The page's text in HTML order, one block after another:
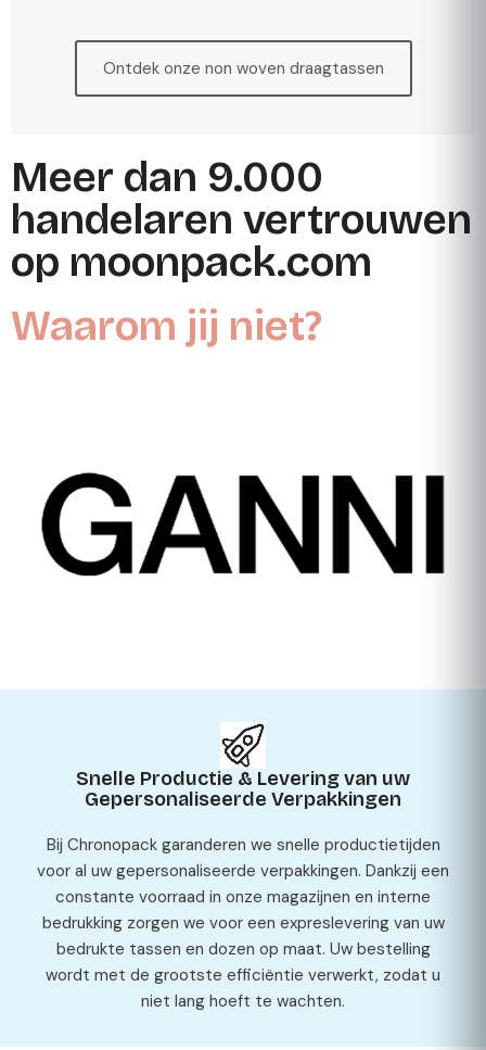
Ontdek onze non woven draagtassen
Meer dan 9.000
handelaren vertrouwen
op moonpack.com
Waarom jij niet?
Snelle Productie & Levering van uw
Gepersonaliseerde Verpakkingen
Bij Chronopack garanderen we snelle productietijden
voor al uw gepersonaliseerde verpakkingen. Dankzij een
constante voorraad in onze magazijnen en interne
bedrukking zorgen we voor een expreslevering van uw
bedrukte tassen en dozen op maat. Uw bestelling
wordt met de grootste efficiëntie verwerkt, zodat u
niet lang hoeft te wachten.